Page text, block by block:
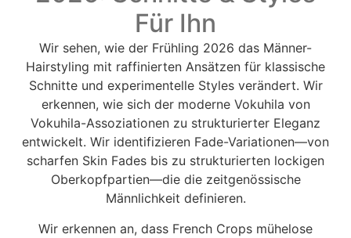
Für Ihn
Wir sehen, wie der Frühling 2026 das Männer-
Hairstyling mit raffinierten Ansätzen für klassische
Schnitte und experimentelle Styles verändert. Wir
erkennen, wie sich der moderne Vokuhila von
Vokuhila-Assoziationen zu strukturierter Eleganz
entwickelt. Wir identifizieren Fade-Variationen—von
scharfen Skin Fades bis zu strukturierten lockigen
Oberkopfpartien—die die zeitgenössische
Männlichkeit definieren.
Wir erkennen an, dass French Crops mühelose